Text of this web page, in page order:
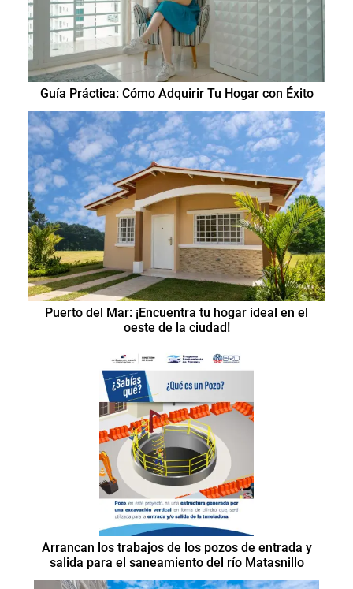
Guía Práctica: Cómo Adquirir Tu Hogar con Éxito
Puerto del Mar: ¡Encuentra tu hogar ideal en el
oeste de la ciudad!
Arrancan los trabajos de los pozos de entrada y
salida para el saneamiento del río Matasnillo